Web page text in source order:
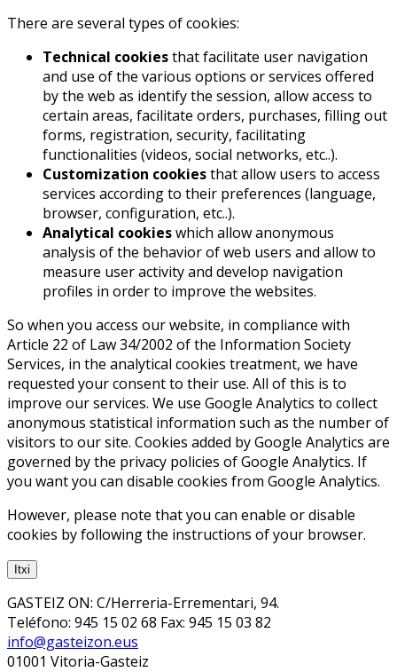
There are several types of cookies:
Technical cookiesthat facilitate user navigation
and use of the various options or services offered
by the web as identify the session, allow access to
certain areas, facilitate orders, purchases, filling out
forms, registration, security, facilitating
functionalities (videos, social networks, etc..).
Customization cookiesthat allow users to access
services according to their preferences (language,
browser, configuration, etc..).
Analytical cookieswhich allow anonymous
analysis of the behavior of web users and allow to
measure user activity and develop navigation
profiles in order to improve the websites.
So when you access our website, in compliance with
Article 22 of Law 34/2002 of the Information Society
Services, in the analytical cookies treatment, we have
requested your consent to their use. All of this is to
improve our services. We use Google Analytics to collect
anonymous statistical information such as the number of
visitors to our site. Cookies added by Google Analytics are
governed by the privacy policies of Google Analytics. If
you want you can disable cookies from Google Analytics.
However, please note that you can enable or disable
cookies by following the instructions of your browser.
Itxi
GASTEIZ ON: C/Herreria-Errementari, 94.
Teléfono: 945 15 02 68 Fax: 945 15 03 82
info@gasteizon.eus
01001 Vitoria-Gasteiz